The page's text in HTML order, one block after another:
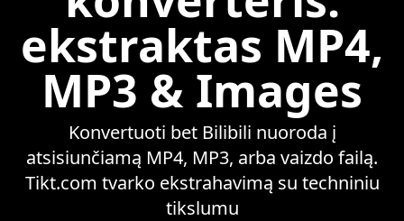
ekstraktas MP4,
MP3 & Images
Konvertuoti bet Bilibili nuoroda į
atsisiunčiamą MP4, MP3, arba vaizdo failą.
Tikt.com tvarko ekstrahavimą su techniniu
tikslumu